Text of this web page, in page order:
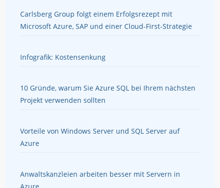
Carlsberg Group folgt einem Erfolgsrezept mit
Microsoft Azure, SAP und einer Cloud-First-Strategie
Infografik: Kostensenkung
10 Gründe, warum Sie Azure SQL bei Ihrem nächsten
Projekt verwenden sollten
Vorteile von Windows Server und SQL Server auf
Azure
Anwaltskanzleien arbeiten besser mit Servern in
Azure